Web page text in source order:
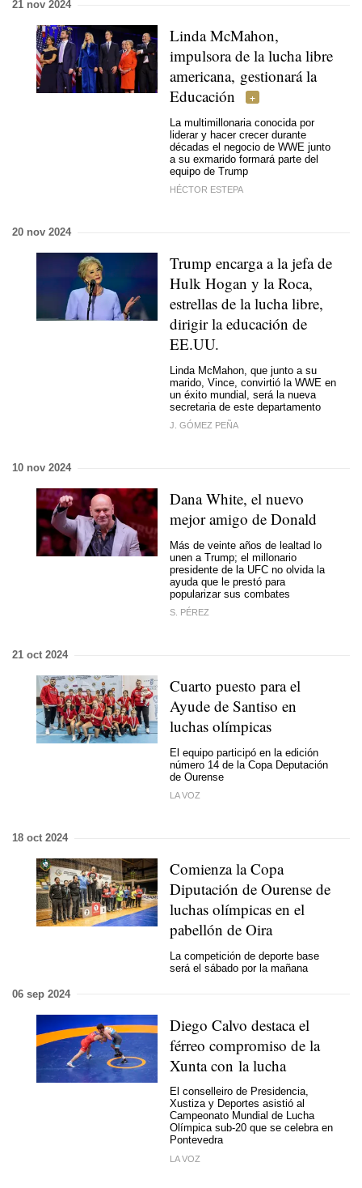
21 nov 2024
Linda McMahon,
impulsora de la lucha libre
americana, gestionará la
Educación
La multimillonaria conocida por
liderar y hacer crecer durante
décadas el negocio de WWE junto
a su exmarido formará parte del
equipo de Trump
HÉCTOR ESTEPA
20 nov 2024
Trump encarga a la jefa de
Hulk Hogan y la Roca,
estrellas de la lucha libre,
dirigir la educación de
EE.UU.
Linda McMahon, que junto a su
marido, Vince, convirtió la WWE en
un éxito mundial, será la nueva
secretaria de este departamento
J. GÓMEZ PEÑA
10 nov 2024
Dana White, el nuevo
mejor amigo de Donald
Más de veinte años de lealtad lo
unen a Trump; el millonario
presidente de la UFC no olvida la
ayuda que le prestó para
popularizar sus combates
S. PÉREZ
21 oct 2024
Cuarto puesto para el
Ayude de Santiso en
luchas olímpicas
El equipo participó en la edición
número 14 de la Copa Deputación
de Ourense
LA VOZ
18 oct 2024
Comienza la Copa
Diputación de Ourense de
luchas olímpicas en el
pabellón de Oira
La competición de deporte base
será el sábado por la mañana
06 sep 2024
Diego Calvo destaca el
férreo compromiso de la
Xunta con la lucha
El conselleiro de Presidencia,
Xustiza y Deportes asistió al
Campeonato Mundial de Lucha
Olímpica sub-20 que se celebra en
Pontevedra
LA VOZ